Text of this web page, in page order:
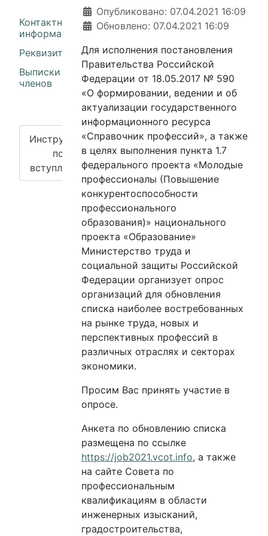
Контактная
информация
Реквизиты
Выписки из реестра
членов
Инструкция
по
вступлению
Информация о материале
Опубликовано: 07.04.2021 16:09
Обновлено: 07.04.2021 16:09
Для исполнения постановления
Правительства Российской
Федерации от 18.05.2017 № 590
«О формировании, ведении и об
актуализации государственного
информационного ресурса
«Справочник профессий», а также
в целях выполнения пункта 1.7
федерального проекта «Молодые
профессионалы (Повышение
конкурентоспособности
профессионального
образования)» национального
проекта «Образование»
Министерство труда и
социальной защиты Российской
Федерации организует опрос
организаций для обновления
списка наиболее востребованных
на рынке труда, новых и
перспективных профессий в
различных отраслях и секторах
экономики.
Просим Вас принять участие в
опросе.
Анкета по обновлению списка
размещена по ссылке
https://job2021.vcot.info, а также
на сайте Совета по
профессиональным
квалификациям в области
инженерных изысканий,
градостроительства,